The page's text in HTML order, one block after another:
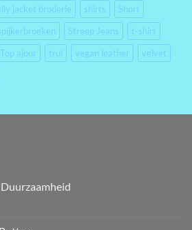
jacket broderie shirts
Short
Streep Jeans
t-shirt
Top ajour trui vegan leather
velvet